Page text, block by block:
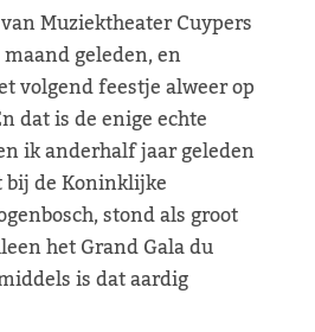
Muziektheater Cuypers
geleden, en
volgend feestje alweer op
dat is de enige echte
ik anderhalf jaar geleden
de Koninklijke
stond als groot
het Grand Gala du
is dat aardig